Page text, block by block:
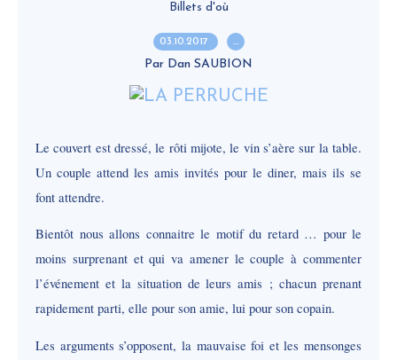
Billets d'où
03.10.2017 …
Par Dan SAUBION
Le couvert est dressé, le rôti mijote, le vin s’aère sur la table.
Un couple attend les amis invités pour le diner, mais ils se
font attendre.
Bientôt nous allons connaitre le motif du retard … pour le
moins surprenant et qui va amener le couple à commenter
l’événement et la situation de leurs amis ; chacun prenant
rapidement parti, elle pour son amie, lui pour son copain.
Les arguments s’opposent, la mauvaise foi et les mensonges